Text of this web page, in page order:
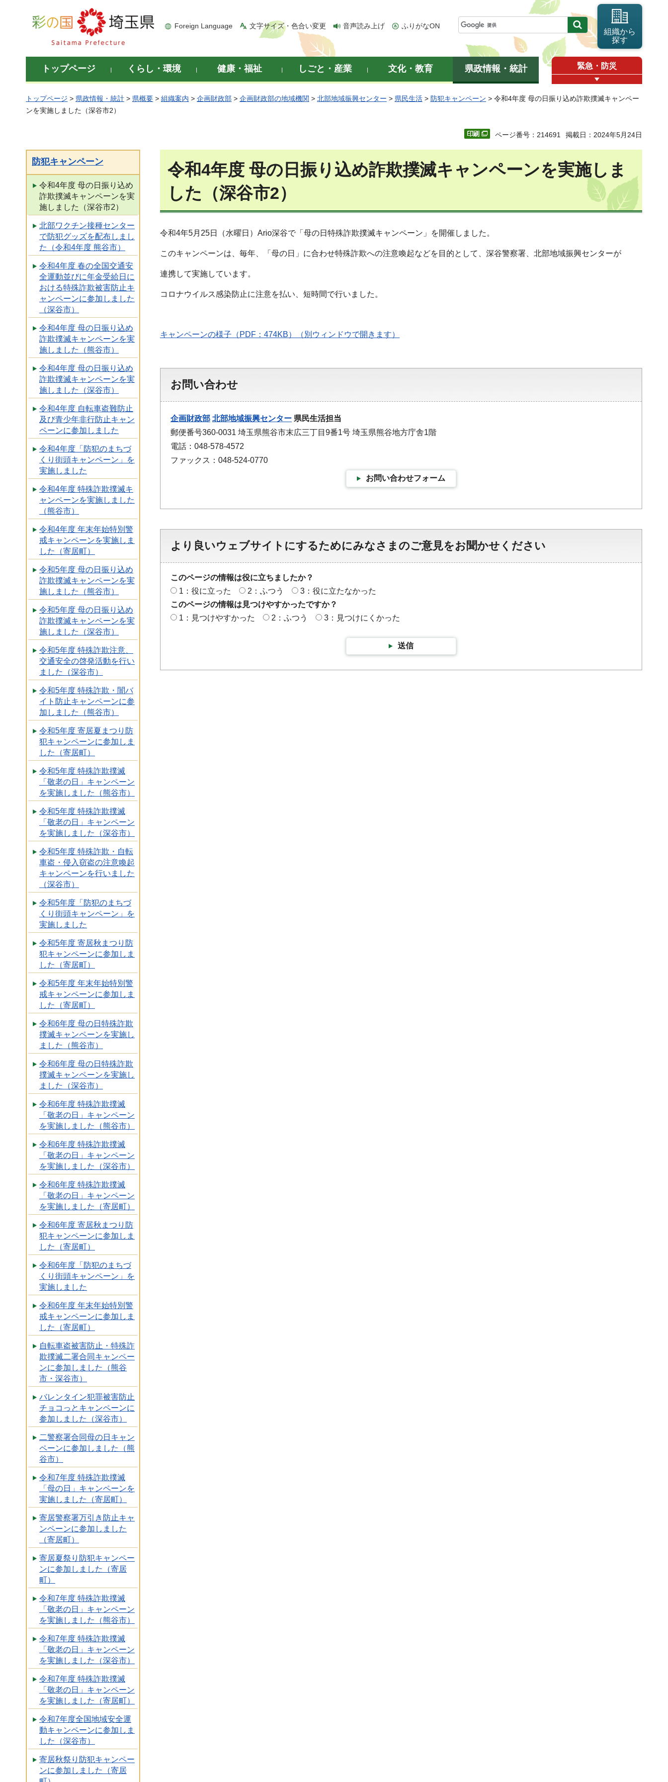
彩の国 埼玉県
Foreign Language 文字サイズ・色合い変更 音声読み上げ ふりがなON
組織から
探す
トップページ くらし・環境 健康・福祉 しごと・産業 文化・教育 県政情報・統計 緊急・防災
トップページ > 県政情報・統計 > 県概要 > 組織案内 > 企画財政部 > 企画財政部の地域機関 > 北部地域振興センター > 県民生活 > 防犯キャンペーン > 令和4年度 母の日振り込め詐欺撲滅キャンペー
ンを実施しました（深谷市2）
ページ番号：214691 掲載日：2024年5月24日
防犯キャンペーン
令和4年度 母の日振り込め
詐欺撲滅キャンペーンを実
施しました（深谷市2）
北部ワクチン接種センター
で防犯グッズを配布しまし
た（令和4年度 熊谷市）
令和4年度 春の全国交通安
全運動並びに年金受給日に
おける特殊詐欺被害防止キ
ャンペーンに参加しました
（深谷市）
令和4年度 母の日振り込め
詐欺撲滅キャンペーンを実
施しました（熊谷市）
令和4年度 母の日振り込め
詐欺撲滅キャンペーンを実
施しました（深谷市）
令和4年度 自転車盗難防止
及び青少年非行防止キャン
ペーンに参加しました
令和4年度「防犯のまちづ
くり街頭キャンペーン」を
実施しました
令和4年度 特殊詐欺撲滅キ
ャンペーンを実施しました
（熊谷市）
令和4年度 年末年始特別警
戒キャンペーンを実施しま
した（寄居町）
令和5年度 母の日振り込め
詐欺撲滅キャンペーンを実
施しました（熊谷市）
令和5年度 母の日振り込め
詐欺撲滅キャンペーンを実
施しました（深谷市）
令和5年度 特殊詐欺注意、
交通安全の啓発活動を行い
ました（深谷市）
令和5年度 特殊詐欺・闇バ
イト防止キャンペーンに参
加しました（熊谷市）
令和5年度 寄居夏まつり防
犯キャンペーンに参加しま
した（寄居町）
令和5年度 特殊詐欺撲滅
「敬老の日」キャンペーン
を実施しました（熊谷市）
令和5年度 特殊詐欺撲滅
「敬老の日」キャンペーン
を実施しました（深谷市）
令和5年度 特殊詐欺・自転
車盗・侵入窃盗の注意喚起
キャンペーンを行いました
（深谷市）
令和5年度「防犯のまちづ
くり街頭キャンペーン」を
実施しました
令和5年度 寄居秋まつり防
犯キャンペーンに参加しま
した（寄居町）
令和5年度 年末年始特別警
戒キャンペーンに参加しま
した（寄居町）
令和6年度 母の日特殊詐欺
撲滅キャンペーンを実施し
ました（熊谷市）
令和6年度 母の日特殊詐欺
撲滅キャンペーンを実施し
ました（深谷市）
令和6年度 特殊詐欺撲滅
「敬老の日」キャンペーン
を実施しました（熊谷市）
令和6年度 特殊詐欺撲滅
「敬老の日」キャンペーン
を実施しました（深谷市）
令和6年度 特殊詐欺撲滅
「敬老の日」キャンペーン
を実施しました（寄居町）
令和6年度 寄居秋まつり防
犯キャンペーンに参加しま
した（寄居町）
令和6年度「防犯のまちづ
くり街頭キャンペーン」を
実施しました
令和6年度 年末年始特別警
戒キャンペーンに参加しま
した（寄居町）
自転車盗被害防止・特殊詐
欺撲滅二署合同キャンペー
ンに参加しました（熊谷
市・深谷市）
バレンタイン犯罪被害防止
チョコっとキャンペーンに
参加しました（深谷市）
二警察署合同母の日キャン
ペーンに参加しました（熊
谷市）
令和7年度 特殊詐欺撲滅
「母の日」キャンペーンを
実施しました（寄居町）
寄居警察署万引き防止キャ
ンペーンに参加しました
（寄居町）
寄居夏祭り防犯キャンペー
ンに参加しました（寄居
町）
令和7年度 特殊詐欺撲滅
「敬老の日」キャンペーン
を実施しました（熊谷市）
令和7年度 特殊詐欺撲滅
「敬老の日」キャンペーン
を実施しました（深谷市）
令和7年度 特殊詐欺撲滅
「敬老の日」キャンペーン
を実施しました（寄居町）
令和7年度全国地域安全運
動キャンペーンに参加しま
した（深谷市）
寄居秋祭り防犯キャンペー
ンに参加しました（寄居
令和4年度 母の日振り込め詐欺撲滅キャンペーンを実施しま
した（深谷市2）
令和4年5月25日（水曜日）Ario深谷で「母の日特殊詐欺撲滅キャンペーン」を開催しました。
このキャンペーンは、毎年、「母の日」に合わせ特殊詐欺への注意喚起などを目的として、深谷警察署、北部地域振興センターが
連携して実施しています。
コロナウイルス感染防止に注意を払い、短時間で行いました。
キャンペーンの様子（PDF：474KB）（別ウィンドウで開きます）
お問い合わせ
企画財政部 北部地域振興センター 県民生活担当
郵便番号360-0031 埼玉県熊谷市末広三丁目9番1号 埼玉県熊谷地方庁舎1階
電話：048-578-4572
ファックス：048-524-0770
お問い合わせフォーム
より良いウェブサイトにするためにみなさまのご意見をお聞かせください
このページの情報は役に立ちましたか？
1：役に立った
2：ふつう
3：役に立たなかった
このページの情報は見つけやすかったですか？
1：見つけやすかった
2：ふつう 3：見つけにくかった
送信